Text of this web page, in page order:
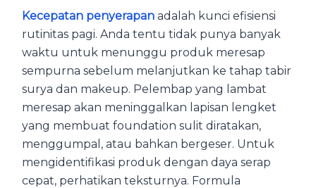
Kecepatan penyerapan adalah kunci efisiensi
rutinitas pagi. Anda tentu tidak punya banyak
waktu untuk menunggu produk meresap
sempurna sebelum melanjutkan ke tahap tabir
surya dan makeup. Pelembap yang lambat
meresap akan meninggalkan lapisan lengket
yang membuat foundation sulit diratakan,
menggumpal, atau bahkan bergeser. Untuk
mengidentifikasi produk dengan daya serap
cepat, perhatikan teksturnya. Formula